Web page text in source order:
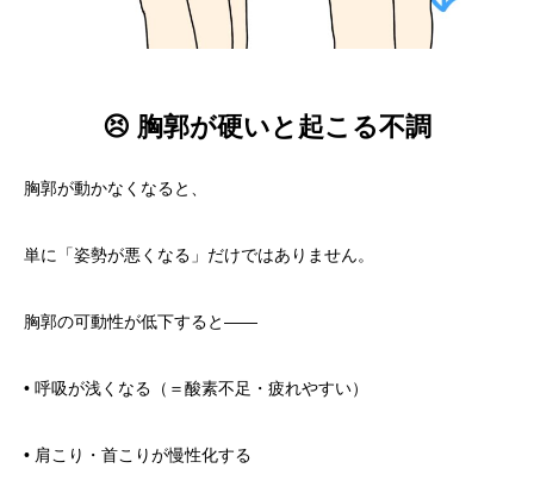
😣 胸郭が硬いと起こる不調
胸郭が動かなくなると、
単に「姿勢が悪くなる」だけではありません。
胸郭の可動性が低下すると——
• 呼吸が浅くなる（＝酸素不足・疲れやすい）
• 肩こり・首こりが慢性化する